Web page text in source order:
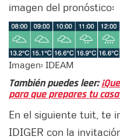
imagen del pronóstico:
Imagen: IDEAM
También puedes leer:
para que prepares tu
En el siguiente tuit, te
IDIGER con la